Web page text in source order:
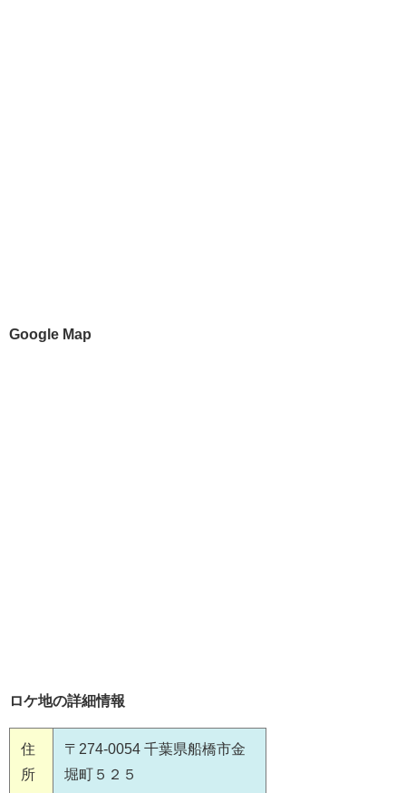
Google Map
ロケ地の詳細情報
住
所
〒274-0054 千葉県船橋市金
堀町５２５